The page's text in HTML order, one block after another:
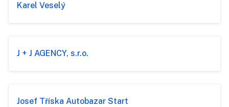
Karel Veselý
J + J AGENCY, s.r.o.
Josef Tříska Autobazar Start